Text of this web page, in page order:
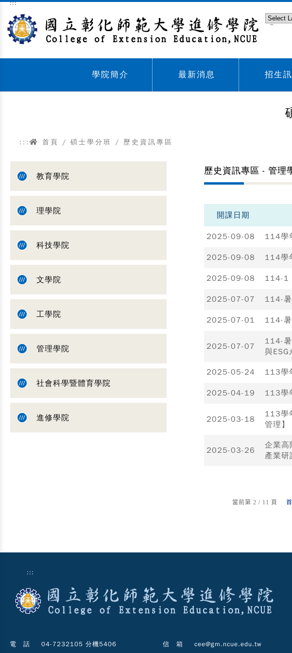
跳到主要內容區塊
:::
學院簡介 最新消息 招生
::: 首頁 / 碩士學分班 / 歷史資訊專區
教育學院
理學院
科技學院
文學院
工學院
管理學院
社會科學暨體育學院
進修學院
歷史資訊專區 - 管理
開課日期
2025-09-08 114學
2025-09-08 114學
2025-09-08 114-1
2025-07-07 114-
2025-07-01 114-
2025-07-07
114-
與ESG
2025-05-24 113學
2025-04-19 113學
2025-03-18
113學
管理】
2025-03-26
企業高
產業研
當前第 2 / 11 頁
:::
電 話 04-7232105 分機5406 信 箱 cee@gm.ncue.edu.tw